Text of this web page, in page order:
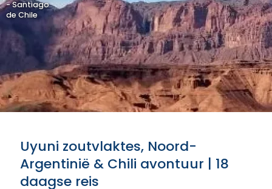
- Santiago
de Chile
Uyuni zoutvlaktes, Noord-
Argentinië & Chili avontuur | 18
daagse reis